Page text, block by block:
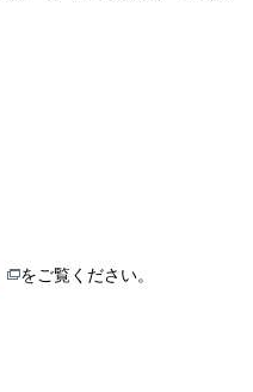
をご覧ください。